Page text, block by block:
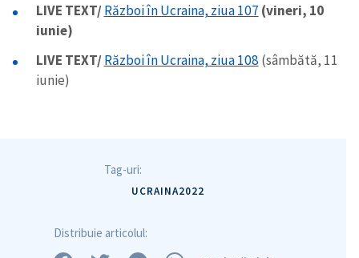
LIVE TEXT/Război în Ucraina, ziua 107 (vineri, 10
iunie)
LIVE TEXT/Război în Ucraina, ziua 108 (sâmbătă, 11
iunie)
Tag-uri:
UCRAINA2022
Distribuie articolul: